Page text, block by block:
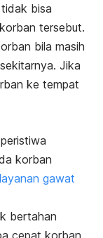
bisa
tersebut.
bila masih
Jika
ke tempat
korban
layanan gawat
bertahan
cepat korban